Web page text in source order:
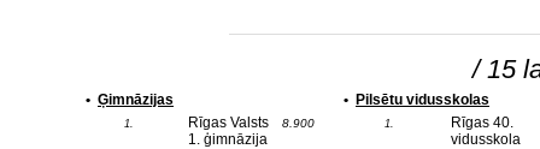
/ 15
• Ģimnāzijas
1.
Rīgas Valsts
1. ģimnāzija
8.900
• Pilsētu vidusskolas
1.
Rīgas 40.
vidusskola